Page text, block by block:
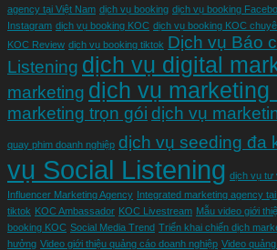
agency tại Việt Nam dịch vụ booking dịch vụ booking
Instagram dịch vụ booking KOC dịch vụ booking KOC
KOC Review dịch vụ booking tiktok Dịch vụ Báo
Listening dịch vụ digital
marketing dịch vụ marketing
marketing trọn gói dịch vụ
quay phim doanh nghiệp dịch vụ seeding đa
vụ Social Listening dịch vụ tư
Influencer Marketing Agency Integrated marketing agency
tiktok KOC Ambassador KOC Livestream Mẫu video giới
booking KOC Social Media Trend Triển khai chiến dịch
hưởng Video giới thiệu quảng cáo doanh nghiệp Video